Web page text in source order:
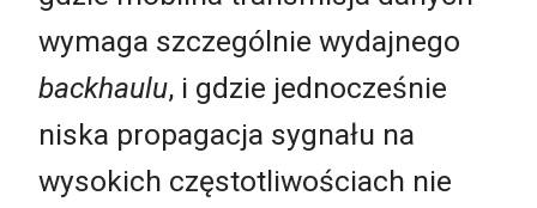
wymaga szczególnie wydajnego
backhaulu, i gdzie jednocześnie
niska propagacja sygnału na
wysokich częstotliwościach nie